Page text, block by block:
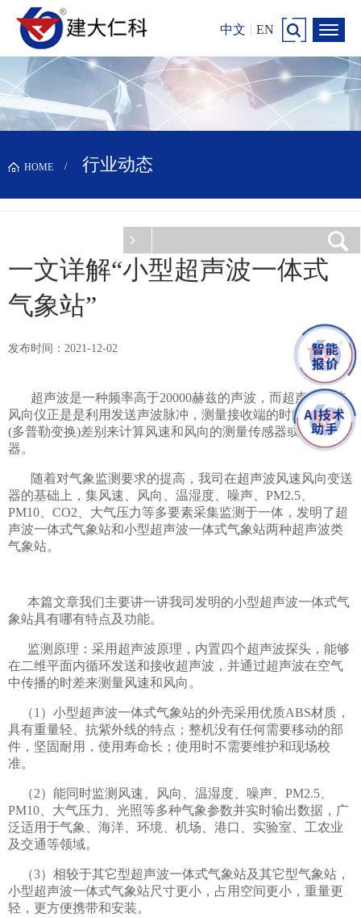
中文 | EN
HOME 行业动态
一文详解“小型超声波一体式
气象站”
发布时间：2021-12-02
超声波是一种频率高于20000赫兹的声波，而超声波风速
风向仪正是是利用发送声波脉冲，测量接收端的时间或频率
(多普勒变换)差别来计算风速和风向的测量传感器或测量仪
器。
随着对气象监测要求的提高，我司在超声波风速风向变送
器的基础上，集风速、风向、温湿度、噪声、PM2.5、
PM10、CO2、大气压力等多要素采集监测于一体，发明了超
声波一体式气象站和小型超声波一体式气象站两种超声波类
气象站。
本篇文章我们主要讲一讲我司发明的小型超声波一体式气
象站具有哪有特点及功能。
监测原理：采用超声波原理，内置四个超声波探头，能够
在二维平面内循环发送和接收超声波，并通过超声波在空气
中传播的时差来测量风速和风向。
（1）小型超声波一体式气象站的外壳采用优质ABS材质，
具有重量轻、抗紫外线的特点；整机没有任何需要移动的部
件，坚固耐用，使用寿命长；使用时不需要维护和现场校
准。
（2）能同时监测风速、风向、温湿度、噪声、PM2.5、
PM10、大气压力、光照等多种气象参数并实时输出数据，广
泛适用于气象、海洋、环境、机场、港口、实验室、工农业
及交通等领域。
（3）相较于其它型超声波一体式气象站及其它型气象站，
小型超声波一体式气象站尺寸更小，占用空间更小，重量更
轻，更方便携带和安装。